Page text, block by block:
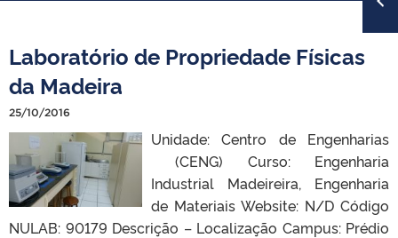
Laboratório de Propriedade Físicas
da Madeira
25/10/2016
Unidade: Centro de Engenharias
(CENG) Curso: Engenharia
Industrial Madeireira, Engenharia
de Materiais Website: N/D Código
NULAB: 90179 Descrição – Localização Campus: Prédio